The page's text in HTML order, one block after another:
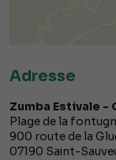
Adresse
Zumba Estivale -
Plage de la
900 route de la
07190 Saint-